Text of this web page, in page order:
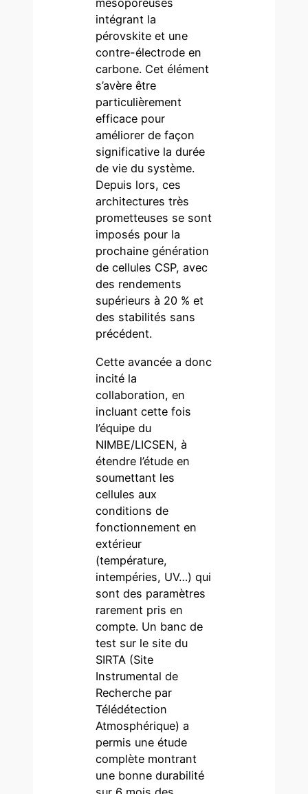
mésoporeuses
intégrant la
pérovskite et une
contre-électrode en
carbone. Cet élément
s’avère être
particulièrement
efficace pour
améliorer de façon
significative la durée
de vie du système.
Depuis lors, ces
architectures très
prometteuses se sont
imposés pour la
prochaine génération
de cellules CSP, avec
des rendements
supérieurs à 20 % et
des stabilités sans
précédent.
Cette avancée a donc
incité la
collaboration, en
incluant cette fois
l’équipe du
NIMBE/LICSEN, à
étendre l’étude en
soumettant les
cellules aux
conditions de
fonctionnement en
extérieur
(température,
intempéries, UV…) qui
sont des paramètres
rarement pris en
compte. Un banc de
test sur le site du
SIRTA (Site
Instrumental de
Recherche par
Télédétection
Atmosphérique) a
permis une étude
complète montrant
une bonne durabilité